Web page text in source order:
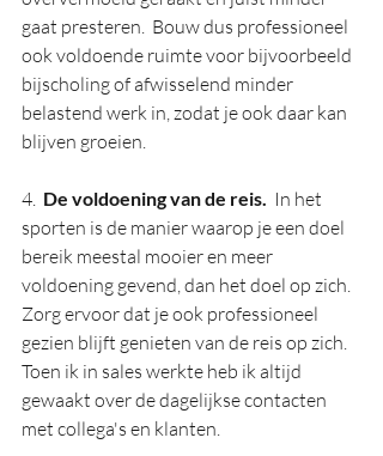
gaat presteren.  Bouw dus professioneel
ook voldoende ruimte voor bijvoorbeeld
bijscholing of afwisselend minder
belastend werk in, zodat je ook daar kan
blijven groeien.
4. De voldoening van de reis.
  In het
sporten is de manier waarop je een doel
bereik meestal mooier en meer
voldoening gevend, dan het doel op zich.
Zorg ervoor dat je ook professioneel
gezien blijft genieten van de reis op zich.
Toen ik in sales werkte heb ik altijd
gewaakt over de dagelijkse contacten
met collega's en klanten.